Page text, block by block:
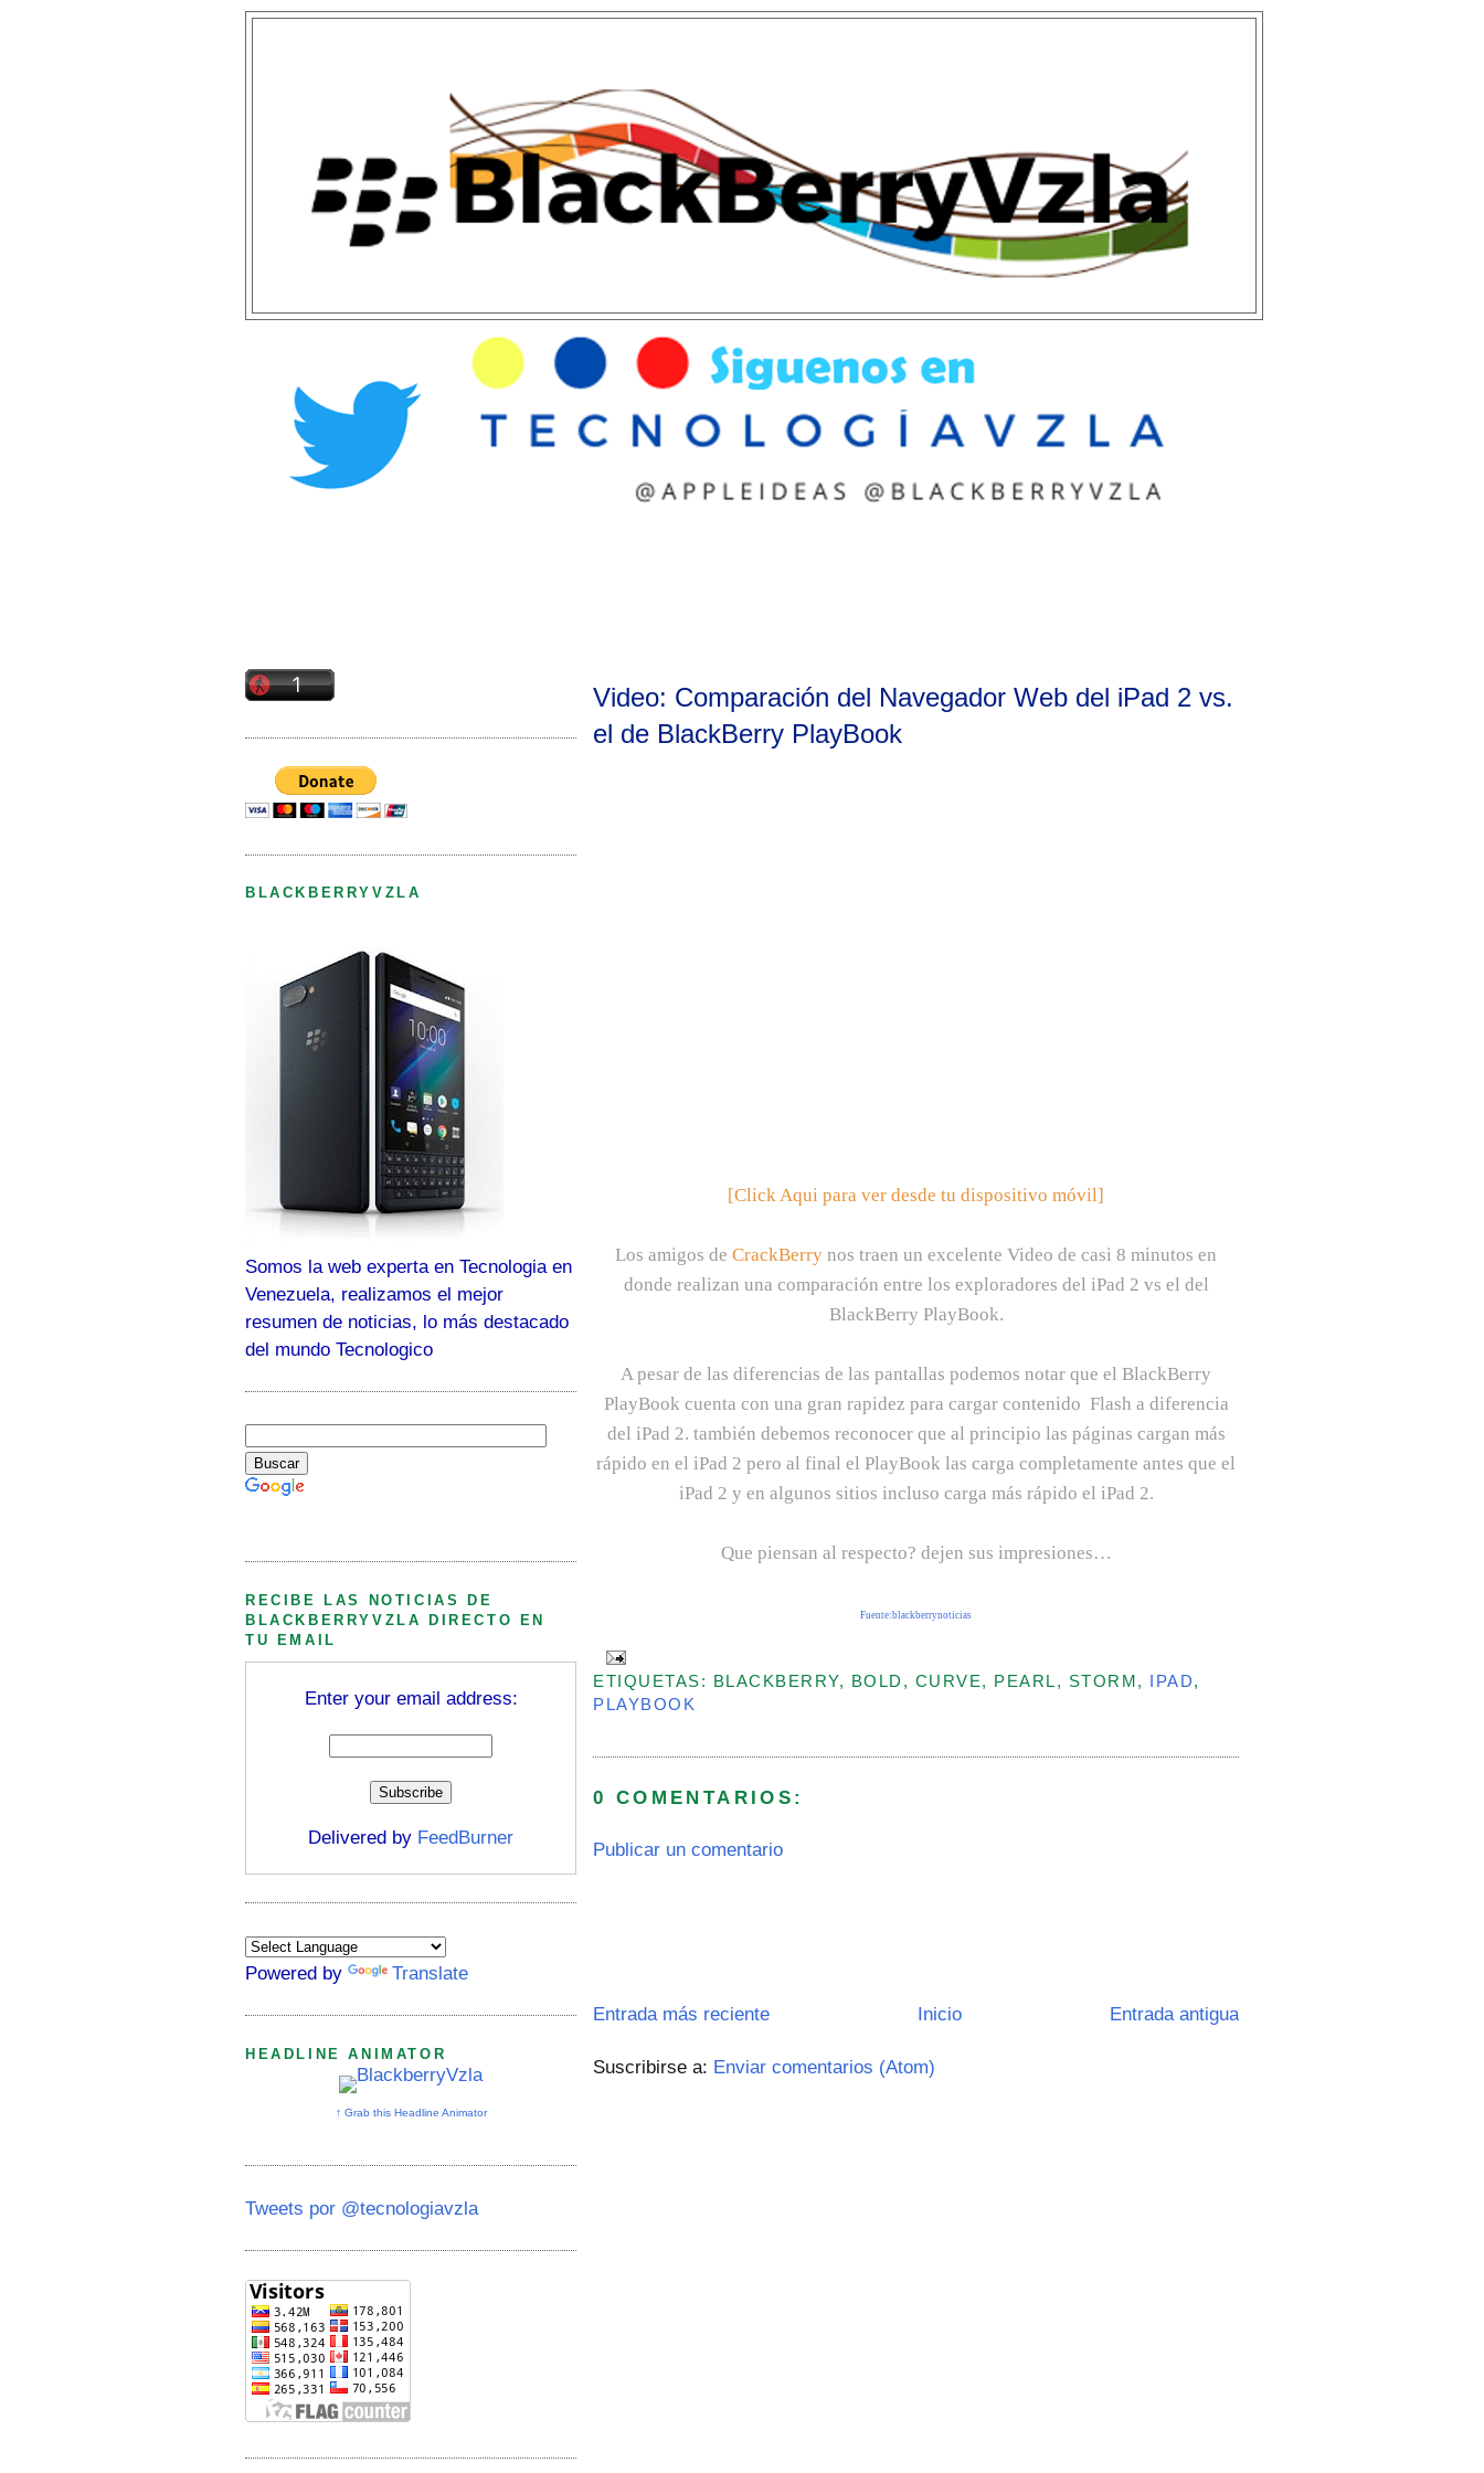
Video: Comparación del Navegador Web del iPad 2 vs.
el de BlackBerry PlayBook
[Click Aqui para ver desde tu dispositivo móvil]
Los amigos de CrackBerry nos traen un excelente Video de casi 8 minutos en
donde realizan una comparación entre los exploradores del iPad 2 vs el del
BlackBerry PlayBook.
A pesar de las diferencias de las pantallas podemos notar que el BlackBerry
PlayBook cuenta con una gran rapidez para cargar contenido Flash a diferencia
del iPad 2. también debemos reconocer que al principio las páginas cargan más
rápido en el iPad 2 pero al final el PlayBook las carga completamente antes que el
iPad 2 y en algunos sitios incluso carga más rápido el iPad 2.
Que piensan al respecto? dejen sus impresiones…
Fuente:blackberrynoticias
ETIQUETAS: BLACKBERRY, BOLD, CURVE, PEARL, STORM, IPAD,
PLAYBOOK
0 COMENTARIOS:
Publicar un comentario
Entrada más reciente Entrada antigua
Inicio
Suscribirse a: Enviar comentarios (Atom)
BLACKBERRYVZLA
Somos la web experta en Tecnologia en
Venezuela, realizamos el mejor
resumen de noticias, lo más destacado
del mundo Tecnologico
RECIBE LAS NOTICIAS DE
BLACKBERRYVZLA DIRECTO EN
TU EMAIL
Enter your email address:
Delivered by FeedBurner
Powered by Translate
HEADLINE ANIMATOR
↑ Grab this Headline Animator
Tweets por @tecnologiavzla